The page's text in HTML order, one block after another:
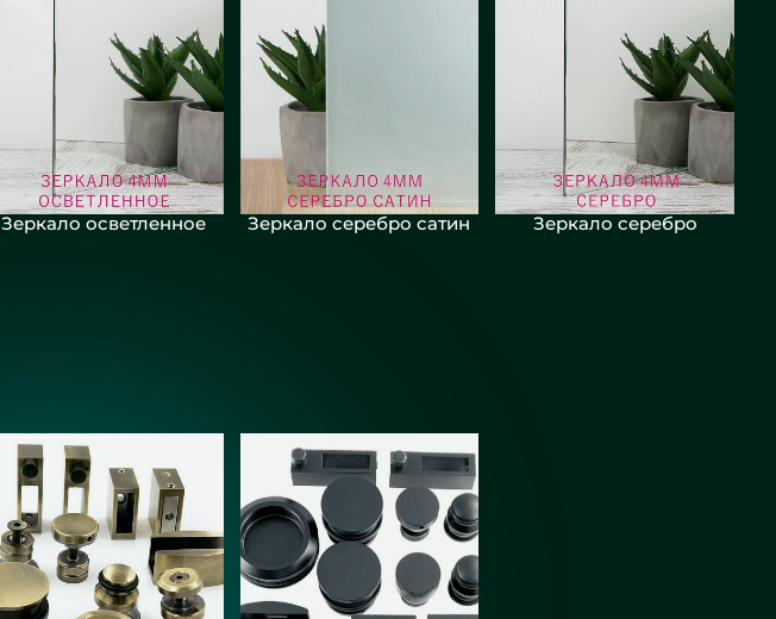
Зеркало осветленное Зеркало серебро сатин Зеркало серебро